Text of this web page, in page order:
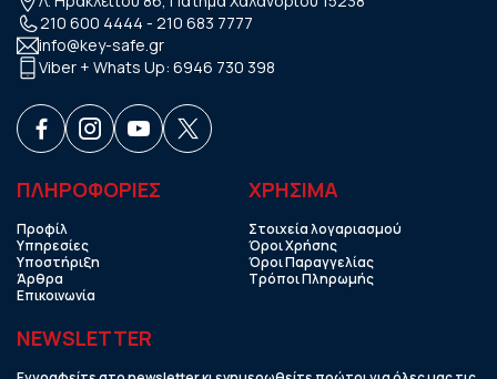
210 600 4444 - 210 683 7777
info@key-safe.gr
Viber + Whats Up: 6946 730 398
ΠΛΗΡΟΦΟΡΙΕΣ
Προφίλ
Υπηρεσίες
Υποστήριξη
Άρθρα
Επικοινωνία
ΧΡHΣΙΜΑ
Στοιχεία λογαριασμού
Όροι Χρήσης
Όροι Παραγγελίας
Τρόποι Πληρωμής
NEWSLETTER